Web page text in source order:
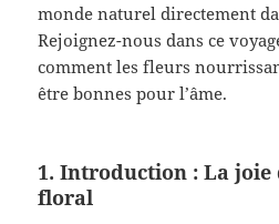
monde naturel directement
Rejoignez-nous dans ce
comment les fleurs
être bonnes pour l’âme.
1. Introduction : La
floral